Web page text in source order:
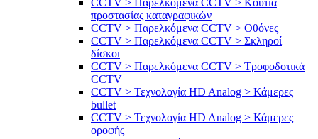
CCTV > Παρελκόμενα CCTV > Κουτιά
προστασίας καταγραφικών
CCTV > Παρελκόμενα CCTV > Οθόνες
CCTV > Παρελκόμενα CCTV > Σκληροί
δίσκοι
CCTV > Παρελκόμενα CCTV > Τροφοδοτικά
CCTV
CCTV > Τεχνολογία HD Analog > Κάμερες
bullet
CCTV > Τεχνολογία HD Analog > Κάμερες
οροφής